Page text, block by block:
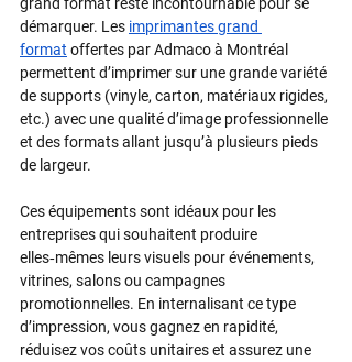
démarquer.​ Les imprimantes grand
format offertes par Admaco à Montréal
permettent d’imprimer sur une grande variété
de supports (vinyle, carton, matériaux rigides,
etc.) avec une qualité d’image professionnelle
et des formats allant jusqu’à plusieurs pieds
de largeur.​
Ces équipements sont idéaux pour les
entreprises qui souhaitent produire
elles‑mêmes leurs visuels pour événements,
vitrines, salons ou campagnes
promotionnelles.​ En internalisant ce type
d’impression, vous gagnez en rapidité,
réduisez vos coûts unitaires et assurez une